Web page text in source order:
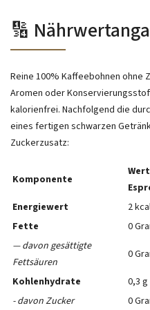
🔢
Reine 100% Kaffeebohnen ohne
Aromen oder
kalorienfrei. Nachfolgend die
eines fertigen schwarzen
Zuckerzusatz:
Komponente
Energiewert
2
Fette
0
— davon gesättigte
Fettsäuren
0
Kohlenhydrate
0,3 g
- davon Zucker
0